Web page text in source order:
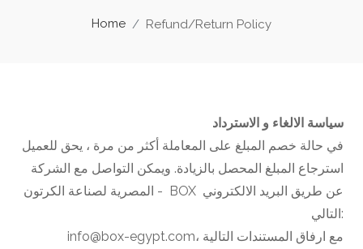
Home Refund/Return Policy
سياسة الالغاء و الاسترداد
في حالة خصم المبلغ على المعاملة أكثر من مرة ، يحق للعميل
استرجاع المبلغ المحصل بالزيادة. ويمكن التواصل مع الشركة
المصرية لصناعة الكرتون - BOX عن طريق البريد الالكتروني
التالي:
info@box-egypt.com، مع ارفاق المستندات التالية